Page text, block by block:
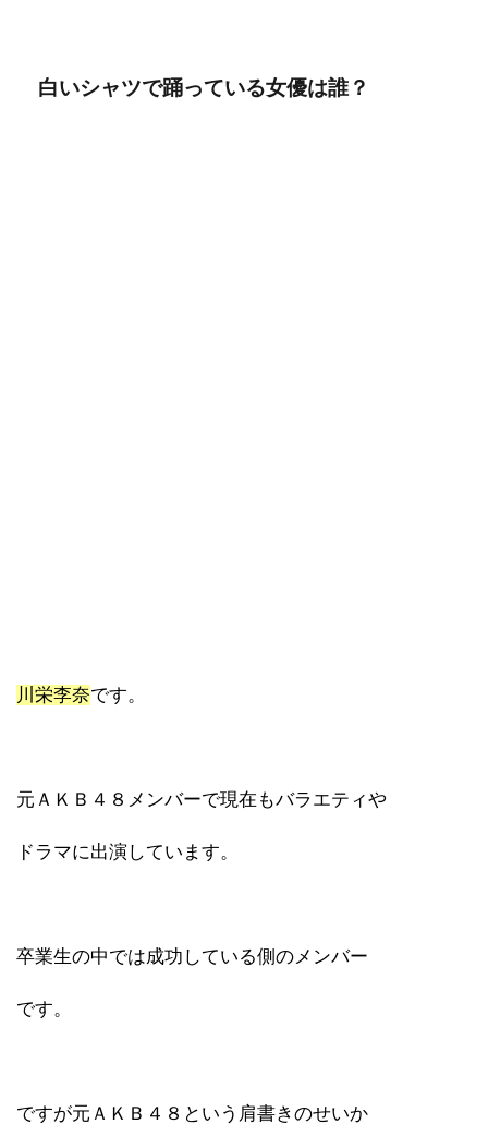
白いシャツで踊っている女優は誰？
川栄李奈です。
元ＡＫＢ４８メンバーで現在もバラエティや
ドラマに出演しています。
卒業生の中では成功している側のメンバー
です。
ですが元ＡＫＢ４８という肩書きのせいか